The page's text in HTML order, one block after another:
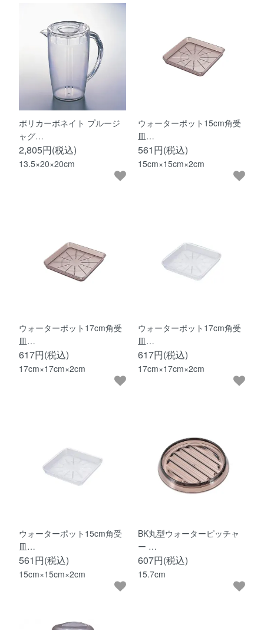
ポリカーボネイト プルージ
ャグ…
2,805円(税込)
13.5×20×20cm
ウォーターポット15cm角受
皿…
561円(税込)
15cm×15cm×2cm
ウォーターポット17cm角受
皿…
617円(税込)
17cm×17cm×2cm
ウォーターポット17cm角受
皿…
617円(税込)
17cm×17cm×2cm
ウォーターポット15cm角受
皿…
561円(税込)
15cm×15cm×2cm
BK丸型ウォーターピッチャ
ー …
607円(税込)
15.7cm